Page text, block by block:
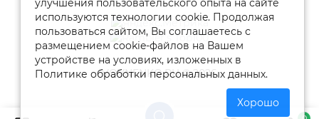
VOVNENKO.RU © 2026
улучшения пользовательского опыта на сайте
используются технологии cookie. Продолжая
пользоваться сайтом, Вы соглашаетесь с
размещением cookie-файлов на Вашем
устройстве на условиях, изложенных в
Политике обработки персональных данных.
Хорошо